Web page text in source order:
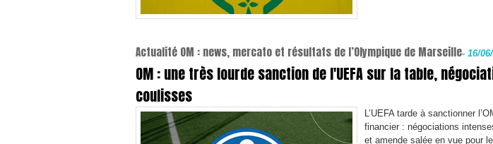
Actualité OM : news, mercato et résultats de l’Olympique de Marseille- 16/
OM : une très lourde sanction de l'UEFA sur la table,
coulisses
L’UEFA tarde à sanctionner
financier : négociations
et amende salée en vue pour